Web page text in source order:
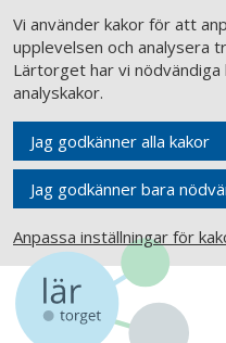
Vi använder kakor för att
upplevelsen och analysera
Lärtorget har vi nödvändiga
analyskakor.
Jag godkänner alla kakor
Jag godkänner bara
Anpassa inställningar för